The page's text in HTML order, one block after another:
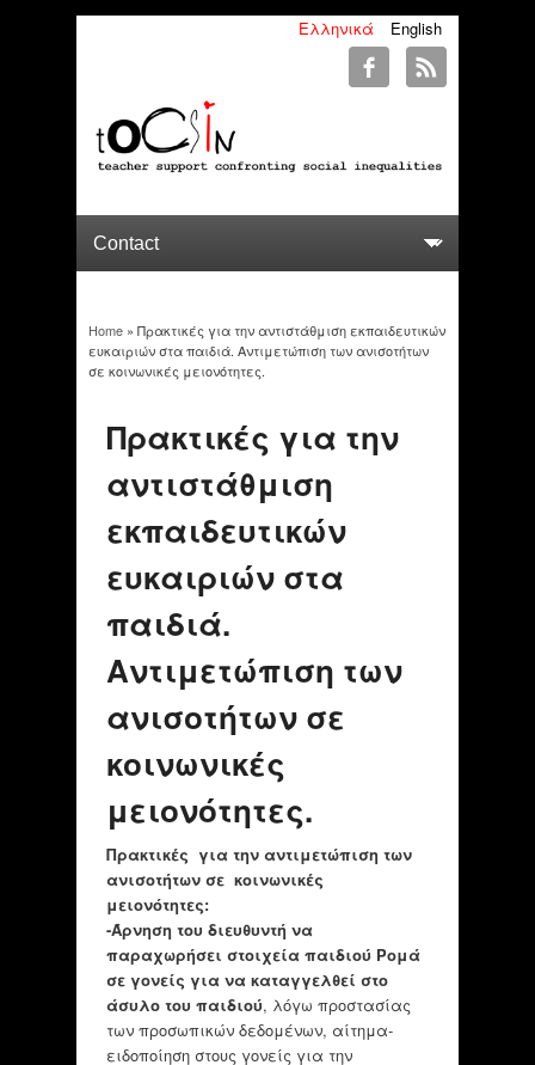
English
Ελληνικά
You are here
Home» Πρακτικές για την αντιστάθμιση εκπαιδευτικών
ευκαιριών στα παιδιά. Αντιμετώπιση των ανισοτήτων
σε κοινωνικές μειονότητες.
Πρακτικές για την
αντιστάθμιση
εκπαιδευτικών
ευκαιριών στα
παιδιά.
Αντιμετώπιση των
ανισοτήτων σε
κοινωνικές
μειονότητες.
Πρακτικές για την αντιμετώπιση των
ανισοτήτων σε κοινωνικές
μειονότητες:
-Άρνηση του διευθυντή να
παραχωρήσει στοιχεία παιδιού Ρομά
σε γονείς για να καταγγελθεί στο
άσυλο του παιδιού, λόγω προστασίας
των προσωπικών δεδομένων, αίτημα-
ειδοποίηση στους γονείς για την